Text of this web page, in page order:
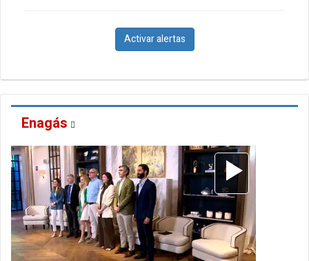
Activar alertas
Enagás